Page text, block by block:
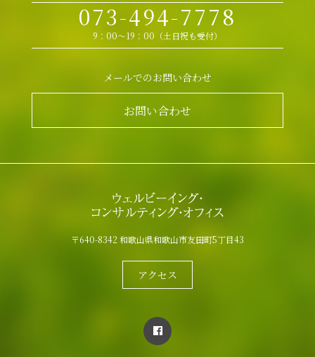
073-494-7778
9：00～19：00（土日祝も受付）
メールでのお問い合わせ
お問い合わせ
〒640-8342 和歌山県和歌山市友田町5丁目43
アクセス